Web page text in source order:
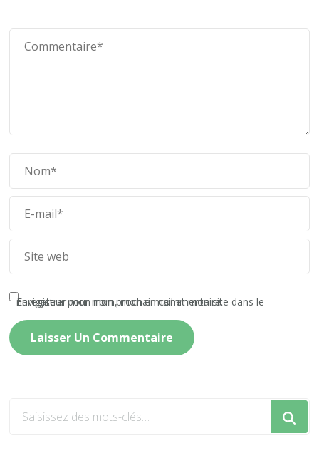
Enregistrer mon nom, mon e-mail et mon site dans le navigateur pour mon prochain commentaire.